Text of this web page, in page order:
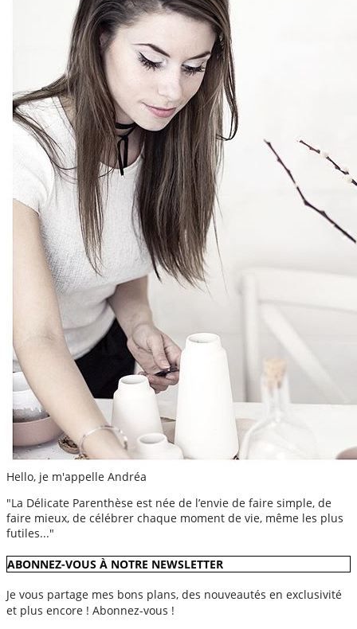
Hello, je m'appelle Andréa
"La Délicate Parenthèse est née de l’envie de faire simple, de
faire mieux, de célébrer chaque moment de vie, même les plus
futiles..."
ABONNEZ-VOUS À NOTRE NEWSLETTER
Je vous partage mes bons plans, des nouveautés en exclusivité
et plus encore ! Abonnez-vous !